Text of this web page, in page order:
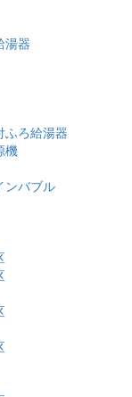
湯器
ふろ給湯器
機
ンバブル